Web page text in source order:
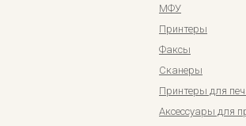
МФУ
Принтеры
Факсы
Сканеры
Принтеры для
Аксессуары для